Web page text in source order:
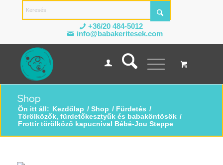
+36/20 484-5012
info@babakeritesek.com
Shop
Ön itt áll: Kezdőlap / Shop / Fürdetés /
Törölközők, fürdetőkesztyűk és babaköntösök /
Frottír törölköző kapucnival Bébé-Jou Steppe